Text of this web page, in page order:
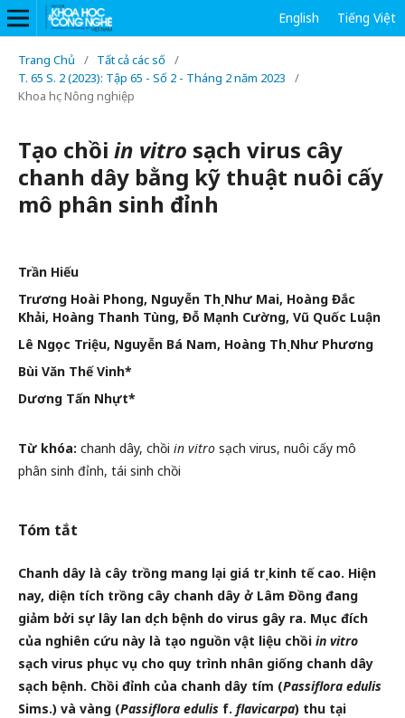
Tiếng Việt
English
Trang Chủ / Tất cả các số /
T. 65 S. 2 (2023): Tập 65 - Số 2 - Tháng 2 năm 2023
/
Khoa học Nông nghiệp
Tạo chồi in vitro sạch virus cây
chanh dây bằng kỹ thuật nuôi cấy
mô phân sinh đỉnh
Trần Hiếu
Trương Hoài Phong, Nguyễn Thị Như Mai, Hoàng Đắc
Khải, Hoàng Thanh Tùng, Đỗ Mạnh Cường, Vũ Quốc Luận
Lê Ngọc Triệu, Nguyễn Bá Nam, Hoàng Thị Như Phương
Bùi Văn Thế Vinh*
Dương Tấn Nhựt*
Từ khóa: chanh dây, chồi in vitro sạch virus, nuôi cấy mô
phân sinh đỉnh, tái sinh chồi
Tóm tắt
Chanh dây là cây trồng mang lại giá trị kinh tế cao. Hiện
nay, diện tích trồng cây chanh dây ở Lâm Đồng đang
giảm bởi sự lây lan dịch bệnh do virus gây ra. Mục đích
của nghiên cứu này là tạo nguồn vật liệu chồi in vitro
sạch virus phục vụ cho quy trình nhân giống chanh dây
sạch bệnh. Chồi đỉnh của chanh dây tím (Passiflora edulis
Sims.) và vàng (Passiflora edulis f. flavicarpa) thu tại